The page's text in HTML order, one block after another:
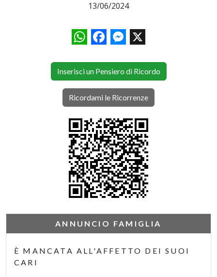
13/06/2024
WhatsAppFacebookMessenger
X
Inserisci un Pensiero di Ricordo
Ricordami le Ricorrenze
ANNUNCIO FAMIGLIA
È MANCATA ALL'AFFETTO DEI SUOI
CARI